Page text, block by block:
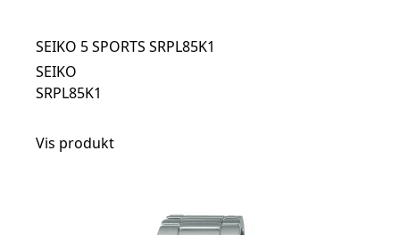
SEIKO 5 SPORTS SRPL85K1
SEIKO
SRPL85K1
Vis produkt